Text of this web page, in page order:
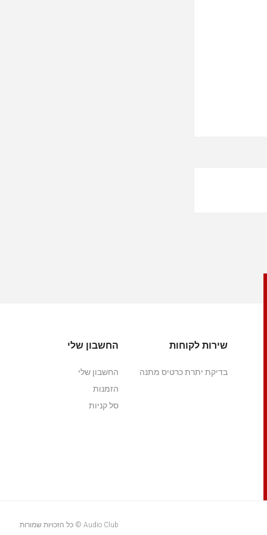
שירות לקוחות
בדיקת יתרת כרטיס מתנה
החשבון שלי
החשבון שלי
הזמנות
סל קניות
Audio Club © כל הזכויות שמורות.